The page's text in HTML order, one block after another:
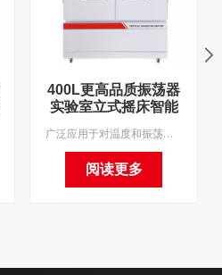
400L更高品质振荡器
实验室立式摇床智能
养箱
广泛应用于对温度和振荡频率要求较高的细菌培养、发酵、杂交、生化反应、酶和细胞组织研究等。广泛应用于医学、生物学、分子科学、制药、食品、环保等研究和应用领域。我们支持OEM和MOQ1。
阅读更多